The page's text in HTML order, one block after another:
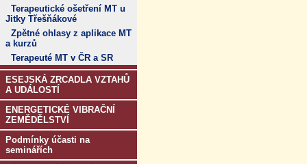
Terapeutické ošetření MT u
Jitky Třešňákové
Zpětné ohlasy z aplikace MT
a kurzů
Terapeuté MT v ČR a SR
ESEJSKÁ ZRCADLA VZTAHŮ
A UDÁLOSTÍ
ENERGETICKÉ VIBRAČNÍ
ZEMĚDĚLSTVÍ
Podmínky účasti na
seminářích